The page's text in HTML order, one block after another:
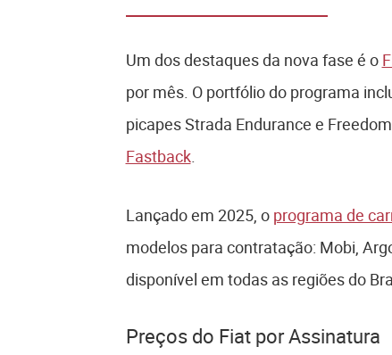
Um dos destaques da nova fase é o
por mês. O portfólio do programa
picapes Strada Endurance e
Fastback.
Lançado em 2025, o programa de
modelos para contratação: Mobi,
disponível em todas as regiões do
Preços do Fiat por Assinatura